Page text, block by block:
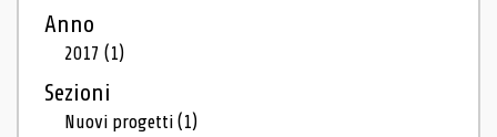
Anno
2017(1)
Sezioni
Nuovi progetti(1)